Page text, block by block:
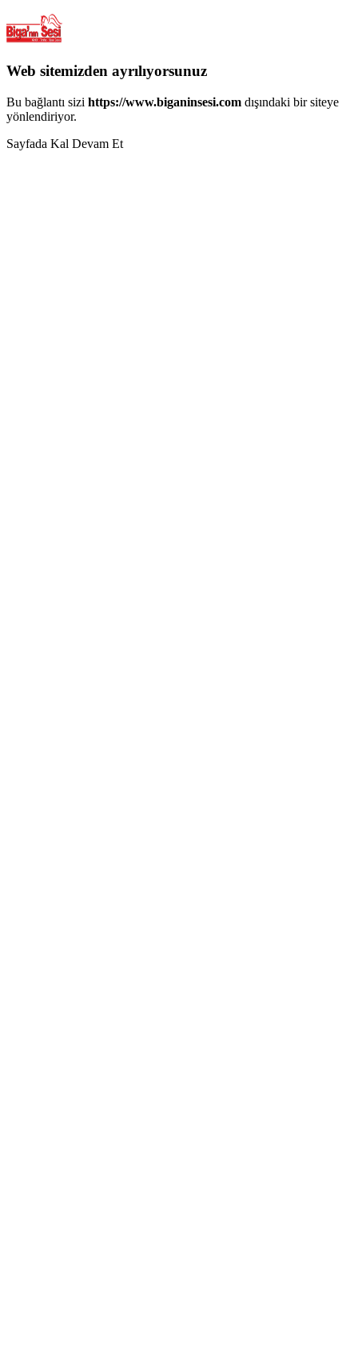
Web sitemizden ayrılıyorsunuz
Bu bağlantı sizi https://www.biganinsesi.com dışındaki bir siteye
yönlendiriyor.
Sayfada Kal Devam Et